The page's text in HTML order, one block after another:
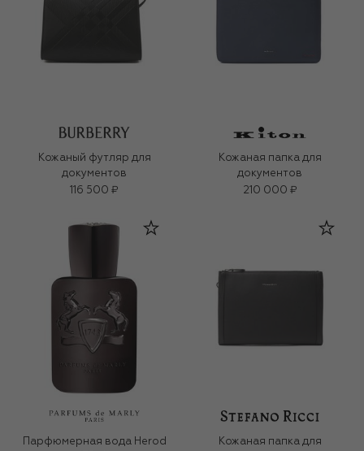
Кожаный футляр для
документов
116 500 ₽
Кожаная папка для
документов
210 000 ₽
Парфюмерная вода Herod
Кожаная папка для